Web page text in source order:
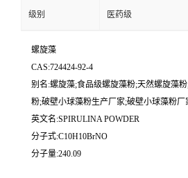
级别 医药级
螺旋藻
CAS:724424-92-4
别名:螺旋藻;食品级螺旋藻粉;天然螺旋藻
粉;破壁小球藻粉生产厂家;破壁小球藻粉厂
英文名:SPIRULINA POWDER
分子式:C10H10BrNO
分子量:240.09